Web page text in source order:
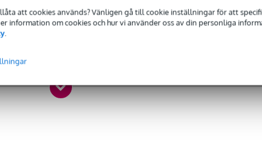
att cookies används? Vänligen gå till cookie inställningar för att
information om cookies och hur vi använder oss av din personliga
.
sensor
instruments
ja
- C8